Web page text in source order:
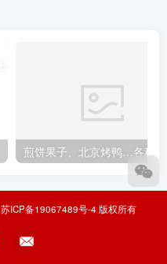
苏ICP备19067489号-4 版权所有